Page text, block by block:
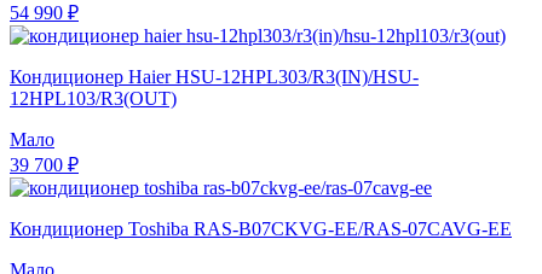
54 990 ₽
Кондиционер Haier HSU-12HPL303/R3(IN)/HSU-
12HPL103/R3(OUT)
Мало
39 700 ₽
Кондиционер Toshiba RAS-B07CKVG-EE/RAS-07CAVG-EE